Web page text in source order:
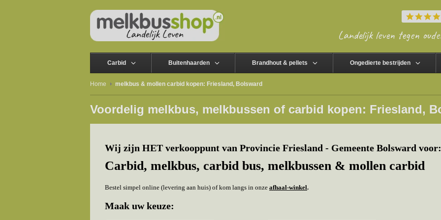
Landelijk leven tegen
Carbid Buitenhaarden Brandhout & pellets Ongedierte bestrijden
Home melkbus & mollen carbid kopen: Friesland, Bolsward
Voordelig melkbus, melkbussen of carbid kopen: Friesland,
Wij zijn HET verkooppunt van Provincie Friesland - Gemeente Bolsward voor:
Carbid, melkbus, carbid bus, melkbussen & mollen carbid
Bestel simpel online (levering aan huis) of kom langs in onze afhaal-winkel.
Maak uw keuze: